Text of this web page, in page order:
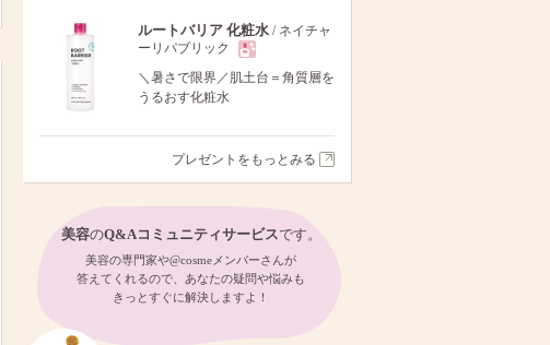
ルートバリア 化粧水 / ネイチャ
ーリパブリック
現
＼暑さで限界／肌土台＝角質層を
うるおす化粧水
プレゼントをもっとみる
美容のQ&Aコミュニティサービスです。
美容の専門家や@cosmeメンバーさんが
答えてくれるので、あなたの疑問や悩みも
きっとすぐに解決しますよ！